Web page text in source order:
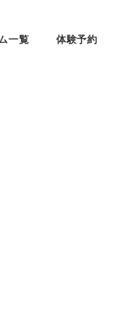
一覧 体験予約